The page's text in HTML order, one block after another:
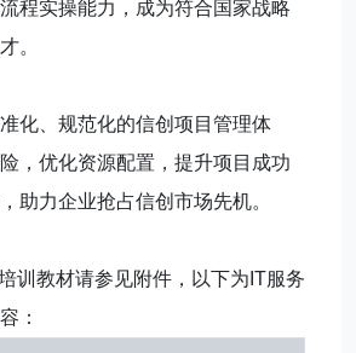
程实操能力，成为符合国家战略
。
化、规范化的信创项目管理体
，优化资源配置，提升项目成功
助力企业抢占信创市场先机。
训教材请参见附件，以下为IT服务
：